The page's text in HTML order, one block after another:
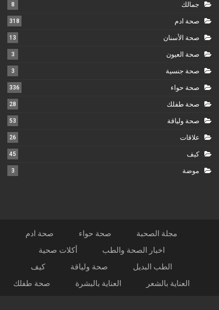
جمالك 8
صحة ادم 318
صحة الأسنان 13
صحة العيون 3
صحة جنسية 3
صحة حواء 336
صحة طفلك 28
صحة ولياقة 53
علاقات 26
كيف 45
موضة 3
مجلة الصحبة صحة حواء
صحة ادم
اخبار الصحة والطب
أكلات صحية
الطب البديل
صحة ولياقة
كيف
العناية بالشعر
العناية بالبشرة صحة طفلك